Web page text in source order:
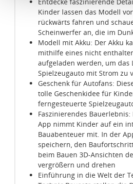
die Verwendung von
Verbindung mit zusätzlichen
eines angemessenen
dass die Datenschutzvorgaben
Verarbeitung von Daten in den
Sie können die Cookie-Einwilligung
auf Ihrem Bildschirm anpassen und
idee+spiel Betriebs-GmbH
Datenschutzbestimmungenund
Kinder lassen das Modell
rückwärts fahren und
Scheinwerfer an, die im
Modell mit Akku: Der Akku
mithilfe eines nicht
aufgeladen werden, um das
Spielzeugauto mit Strom zu
Geschenk für Autofans:
tolle Geschenkidee für
ferngesteuerte
Faszinierendes
App nimmt Kinder auf ein
Bauabenteuer mit. In der
speichern, den
beim Bauen 3D-Ansichten
vergrößern und drehen
Einführung in die Welt der